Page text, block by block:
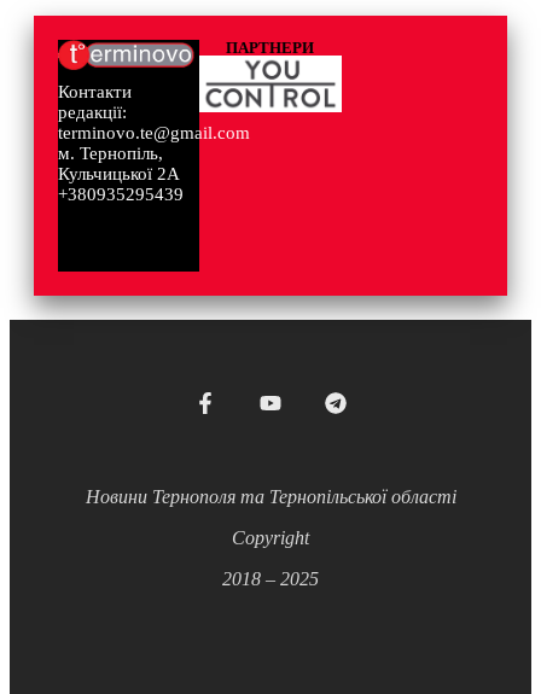
Контакти
редакції:
terminovo.te@gmail.com
м. Тернопіль,
Кульчицької 2А
+380935295439
ПАРТНЕРИ
Новини Тернополя та Тернопільської області
Copyright
2018 – 2025